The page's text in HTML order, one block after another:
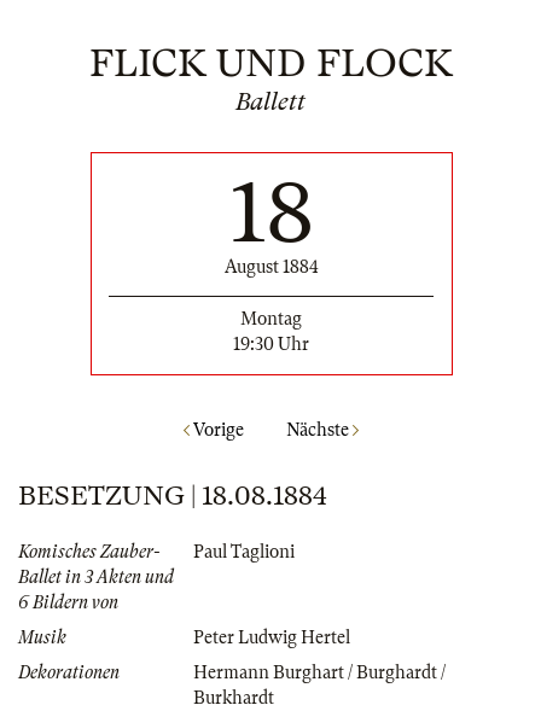
FLICK UND FLOCK
Ballett
18
August 1884
Montag
19:30 Uhr
Vorige Nächste
BESETZUNG | 18.08.1884
Komisches Zauber-
Ballet in 3 Akten und
6 Bildern von
Paul Taglioni
Musik
Peter Ludwig Hertel
Dekorationen
Hermann Burghart / Burghardt /
Burkhardt